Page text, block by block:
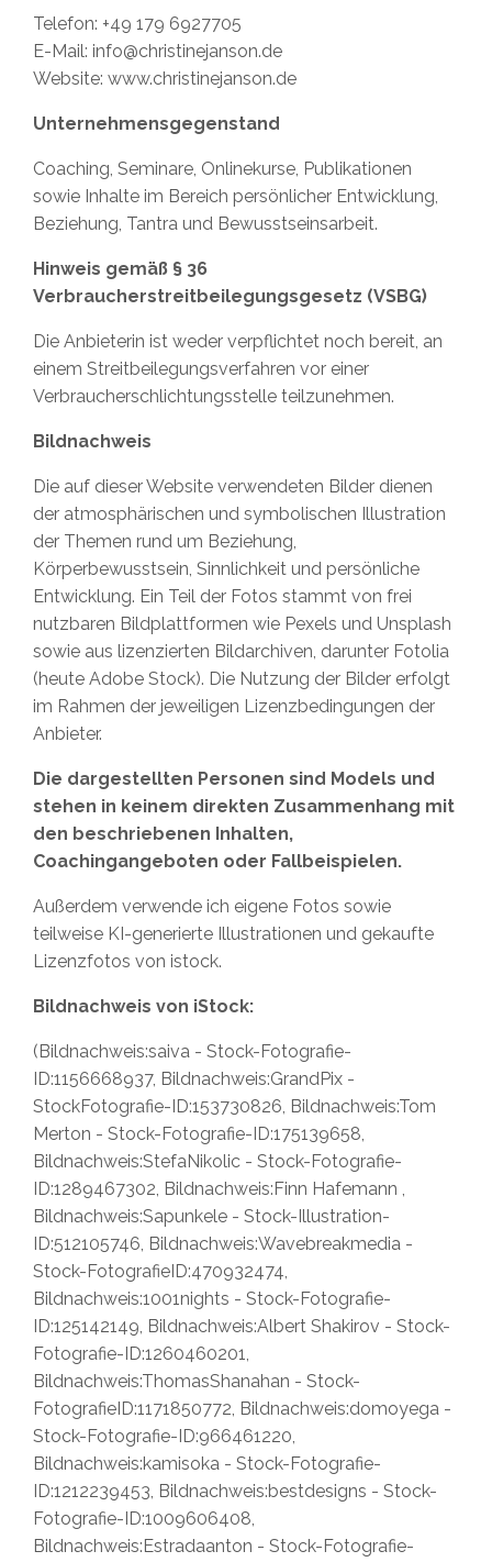
Telefon: +49 179 6927705
E-Mail: info@christinejanson.de
Website: www.christinejanson.de
Unternehmensgegenstand
Coaching, Seminare, Onlinekurse, Publikationen
sowie Inhalte im Bereich persönlicher Entwicklung,
Beziehung, Tantra und Bewusstseinsarbeit.
Hinweis gemäß § 36
Verbraucherstreitbeilegungsgesetz (VSBG)
Die Anbieterin ist weder verpflichtet noch bereit, an
einem Streitbeilegungsverfahren vor einer
Verbraucherschlichtungsstelle teilzunehmen.
Bildnachweis
Die auf dieser Website verwendeten Bilder dienen
der atmosphärischen und symbolischen Illustration
der Themen rund um Beziehung,
Körperbewusstsein, Sinnlichkeit und persönliche
Entwicklung. Ein Teil der Fotos stammt von frei
nutzbaren Bildplattformen wie Pexels und Unsplash
sowie aus lizenzierten Bildarchiven, darunter Fotolia
(heute Adobe Stock). Die Nutzung der Bilder erfolgt
im Rahmen der jeweiligen Lizenzbedingungen der
Anbieter.
Die dargestellten Personen sind Models und
stehen in keinem direkten Zusammenhang mit
den beschriebenen Inhalten,
Coachingangeboten oder Fallbeispielen.
Außerdem verwende ich eigene Fotos sowie
teilweise KI-generierte Illustrationen und gekaufte
Lizenzfotos von istock.
Bildnachweis von iStock:
(Bildnachweis:saiva - Stock-Fotografie-
ID:1156668937, Bildnachweis:GrandPix -
StockFotografie-ID:153730826, Bildnachweis:Tom
Merton - Stock-Fotografie-ID:175139658,
Bildnachweis:StefaNikolic - Stock-Fotografie-
ID:1289467302, Bildnachweis:Finn Hafemann ,
Bildnachweis:Sapunkele - Stock-Illustration-
ID:512105746, Bildnachweis:Wavebreakmedia -
Stock-FotografieID:470932474,
Bildnachweis:1001nights - Stock-Fotografie-
ID:125142149, Bildnachweis:Albert Shakirov - Stock-
Fotografie-ID:1260460201,
Bildnachweis:ThomasShanahan - Stock-
FotografieID:1171850772, Bildnachweis:domoyega -
Stock-Fotografie-ID:966461220,
Bildnachweis:kamisoka - Stock-Fotografie-
ID:1212239453, Bildnachweis:bestdesigns - Stock-
Fotografie-ID:1009606408,
Bildnachweis:Estradaanton - Stock-Fotografie-